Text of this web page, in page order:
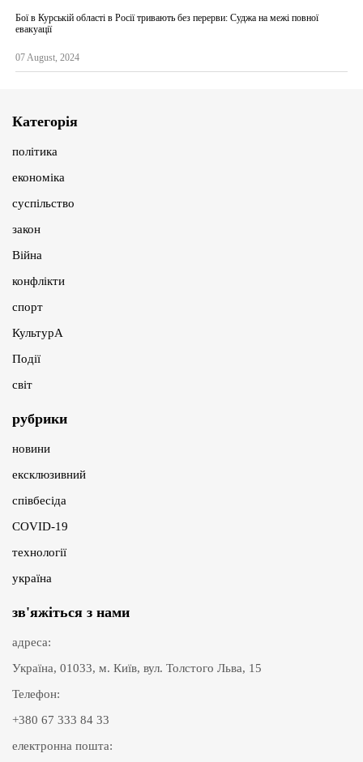
Бої в Курській області в Росії тривають без перерви: Суджа на межі повної
евакуації
07 August, 2024
Категорія
політика
економіка
суспільство
закон
Війна
конфлікти
спорт
КультурА
Події
світ
рубрики
новини
ексклюзивний
співбесіда
COVID-19
технології
україна
зв'яжіться з нами
адреса:
Україна, 01033, м. Київ, вул. Толстого Льва, 15
Телефон:
+380 67 333 84 33
електронна пошта: